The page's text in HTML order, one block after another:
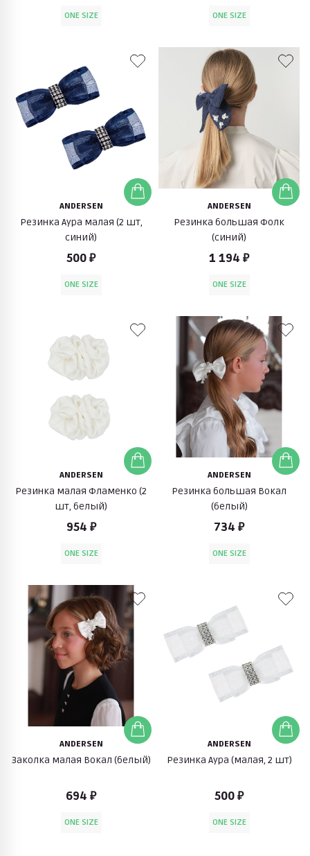
ONE SIZE ONE SIZE
ANDERSEN
Резинка Аура малая (2 шт,
синий)
500 ₽
ONE SIZE
ANDERSEN
Резинка большая Фолк
(синий)
1 194 ₽
ONE SIZE
ANDERSEN
Резинка малая Фламенко (2
шт, белый)
954 ₽
ONE SIZE
ANDERSEN
Резинка большая Вокал
(белый)
734 ₽
ONE SIZE
ANDERSEN
Заколка малая Вокал (белый)
694 ₽
ONE SIZE
ANDERSEN
Резинка Аура (малая, 2 шт)
500 ₽
ONE SIZE